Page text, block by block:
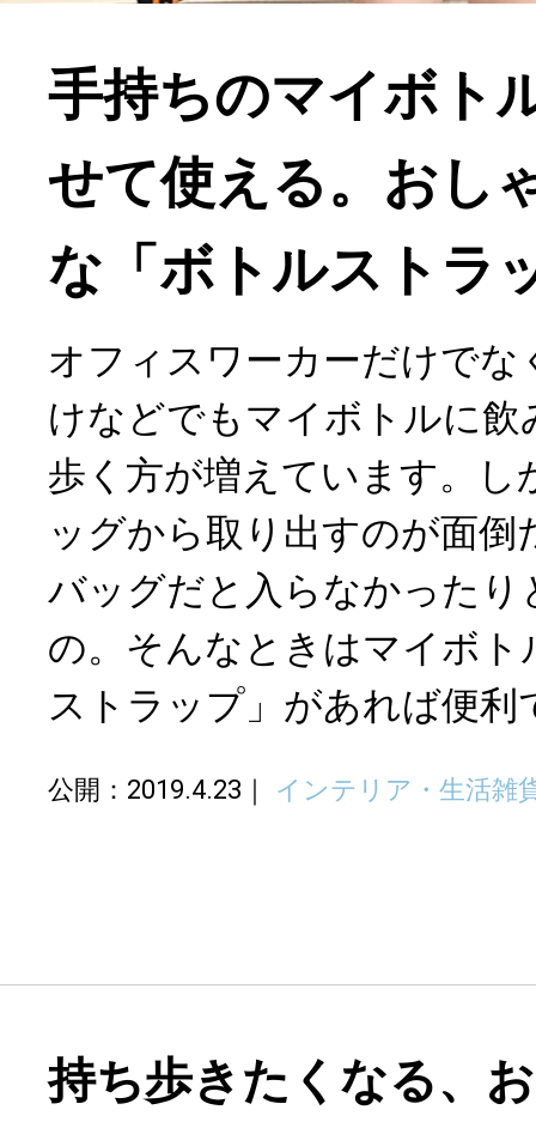
手持ちのマイボト
せて使える。おし
な「ボトルストラ
オフィスワーカーだけでな
けなどでもマイボトルに飲
歩く方が増えています。し
ッグから取り出すのが面倒
バッグだと入らなかったり
の。そんなときはマイボト
ストラップ」があれば便利
公開：2019.4.23 インテリア・生活雑
持ち歩きたくなる、